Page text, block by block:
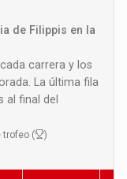
de Filippis en la
carrera y los
La última fila
al final del
trofeo (
)